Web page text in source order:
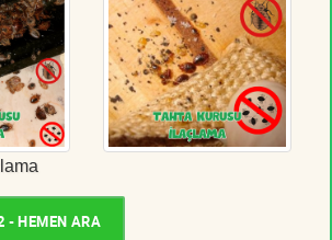
- HEMEN ARA